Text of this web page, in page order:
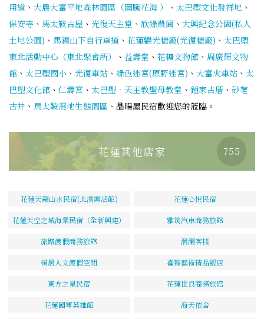
用道 、 大農大富平地森林園區（圖騰花海 ） 、 太巴塱文化發祥地 、
保安寺 、 馬太鞍古屋 、 光復天主堂 、 欣綠農園 、 大興紀念公園(私人
土地公園) 、 馬錫山下自行車道 、 花蓮觀光糖廠(光復糖廠) 、 太巴塱
東北活動中心（東北聚會所）
、 益壽堂 、 花糖文物館 、 周廣輝文物
館 、 太巴塱國小 、 光復車站 、 綠色迷宮(原野迷宮) 、 大富火車站 、 太
巴塱文化館 、 仁壽宮 、 太巴塱‧天主教聖母教堂 、 鍾家古厝 、 砂荖
古井 、 馬太鞍濕地生態園區 、晶暘屋民宿歡迎您的蒞臨。
花蓮其他店家 755
花蓮天籟山水民宿(北濱樂活館) 花蓮心悅民宿
花蓮天空之城海景民宿（全新興建） 雅筑汽車商務旅館
旅路渡假商務旅館 洄瀾客棧
桐居人文渡假空間 喜臻藝術精品飯店
東方之星民宿 花蓮世良商務旅館
花蓮國軍英雄館 海天依舍